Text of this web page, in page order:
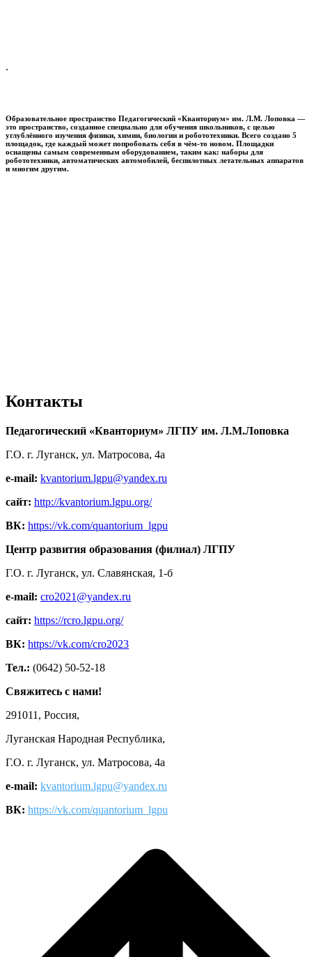
.
Образовательное пространство Педагогический «Кванториум» им. Л.М. Лоповка —
это пространство, созданное специально для обучения школьников, с целью
углублённого изучения физики, химии, биологии и робототехники. Всего создано 5
площадок, где каждый может попробовать себя в чём-то новом. Площадки
оснащены самым современным оборудованием, таким как: наборы для
робототехники, автоматических автомобилей, беспилотных летательных аппаратов
и многим другим.
Контакты
Педагогический «Кванториум» ЛГПУ им. Л.М.Лоповка
Г.О. г. Луганск, ул. Матросова, 4а
e-mail: kvantorium.lgpu@yandex.ru
сайт: http://kvantorium.lgpu.org/
ВК: https://vk.com/quantorium_lgpu
Центр развития образования (филиал) ЛГПУ
Г.О. г. Луганск, ул. Славянская, 1-б
e-mail: cro2021@yandex.ru
сайт: https://rcro.lgpu.org/
ВК: https://vk.com/cro2023
Тел.: (0642) 50-52-18
Свяжитесь с нами!
291011, Россия,
Луганская Народная Республика,
Г.О. г. Луганск, ул. Матросова, 4а
e-mail: kvantorium.lgpu@yandex.ru
ВК: https://vk.com/quantorium_lgpu